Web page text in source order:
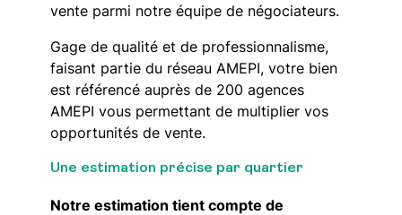
vente parmi notre équipe de négociateurs.
Gage de qualité et de professionnalisme,
faisant partie du réseau AMEPI, votre bien
est référencé auprès de 200 agences
AMEPI vous permettant de multiplier vos
opportunités de vente.
Une estimation précise par quartier
Notre estimation tient compte de